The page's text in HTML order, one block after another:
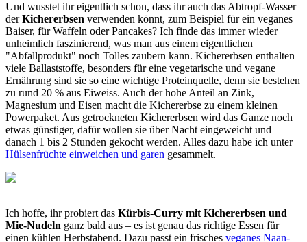
Und wusstet ihr eigentlich schon, dass ihr auch das Abtropf-Wasser
derKichererbsen verwenden könnt, zum Beispiel für ein veganes
Baiser, für Waffeln oder Pancakes? Ich finde das immer wieder
unheimlich faszinierend, was man aus einem eigentlichen
"Abfallprodukt" noch Tolles zaubern kann. Kichererbsen enthalten
viele Ballaststoffe, besonders für eine vegetarische und vegane
Ernährung sind sie so eine wichtige Proteinquelle, denn sie bestehen
zu rund 20 % aus Eiweiss. Auch der hohe Anteil an Zink,
Magnesium und Eisen macht die Kichererbse zu einem kleinen
Powerpaket. Aus getrockneten Kichererbsen wird das Ganze noch
etwas günstiger, dafür wollen sie über Nacht eingeweicht und
danach 1 bis 2 Stunden gekocht werden. Alles dazu habe ich unter
Hülsenfrüchte einweichen und garen gesammelt.
Ich hoffe, ihr probiert das Kürbis-Curry mit Kichererbsen und
Mie-Nudeln ganz bald aus – es ist genau das richtige Essen für
einen kühlen Herbstabend. Dazu passt ein frisches veganes Naan-